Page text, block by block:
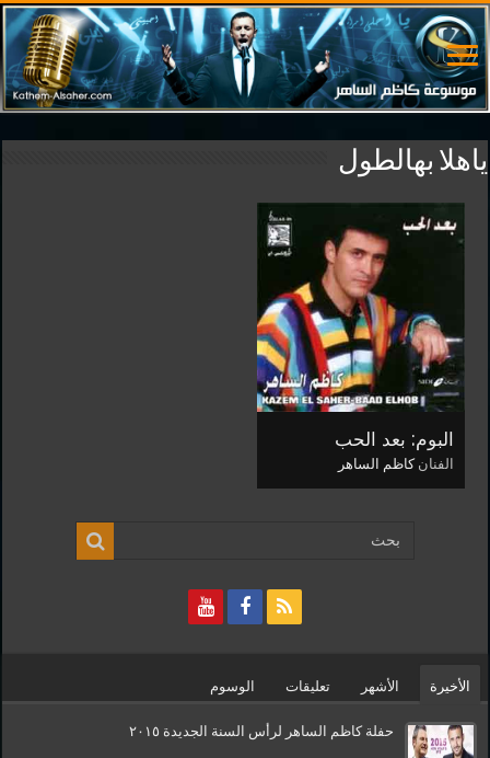
ياهلا بهالطول
البوم: بعد الحب
الفنانكاظم الساهر
الأخيرة الأشهر تعليقات الوسوم
حفلة كاظم الساهر لرأس السنة الجديدة ٢٠١٥